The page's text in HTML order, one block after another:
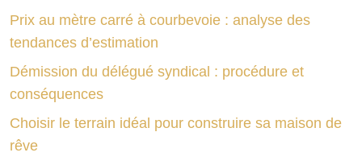
Prix au mètre carré à courbevoie : analyse des
tendances d’estimation
Démission du délégué syndical : procédure et
conséquences
Choisir le terrain idéal pour construire sa maison de
rêve